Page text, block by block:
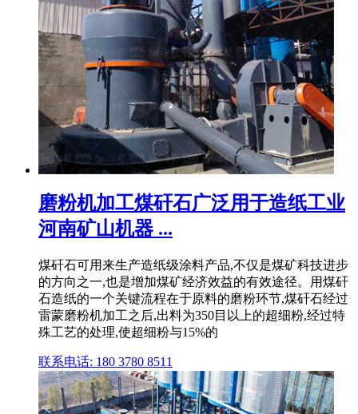
磨粉机加工煤矸石广泛用于造纸工业
河南矿山机器 ...
煤矸石可用来生产造纸级涂料产品,不仅是煤矿科技进步
的方向之一,也是增加煤矿经济效益的有效途径。用煤矸
石造纸的一个关键流程在于原料的磨粉环节,煤矸石经过
雷蒙磨粉机加工之后,出料为350目以上的超细粉,经过特
殊工艺的处理,使超细粉与15%的
联系电话: 180 3780 8511